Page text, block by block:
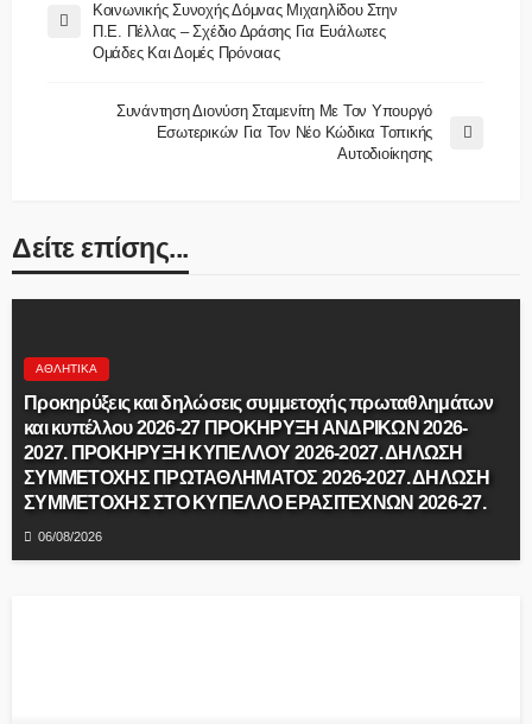
Κοινωνικής Συνοχής Δόμνας Μιχαηλίδου Στην
Π.Ε. Πέλλας – Σχέδιο Δράσης Για Ευάλωτες
Ομάδες Και Δομές Πρόνοιας
Συνάντηση Διονύση Σταμενίτη Με Τον Υπουργό
Εσωτερικών Για Τον Νέο Κώδικα Τοπικής
Αυτοδιοίκησης
Δείτε επίσης...
ΑΘΛΗΤΙΚΆ
Προκηρύξεις και δηλώσεις συμμετοχής πρωταθλημάτων
και κυπέλλου 2026-27 ΠΡΟΚΗΡΥΞΗ ΑΝΔΡΙΚΩΝ 2026-
2027. ΠΡΟΚΗΡΥΞΗ ΚΥΠΕΛΛΟΥ 2026-2027. ΔΗΛΩΣΗ
ΣΥΜΜΕΤΟΧΗΣ ΠΡΩΤΑΘΛΗΜΑΤΟΣ 2026-2027. ΔΗΛΩΣΗ
ΣΥΜΜΕΤΟΧΗΣ ΣΤΟ ΚΥΠΕΛΛΟ ΕΡΑΣΙΤΕΧΝΩΝ 2026-27.
06/08/2026